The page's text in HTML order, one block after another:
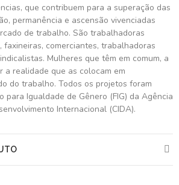
que contribuem para a superação das
permanência e ascensão vivenciadas
de trabalho. São trabalhadoras
faxineiras, comerciantes, trabalhadoras
Mulheres que têm em comum, a
a realidade que as colocam em
do trabalho. Todos os projetos foram
para Igualdade de Gênero (FIG) da Agência
Internacional (CIDA).